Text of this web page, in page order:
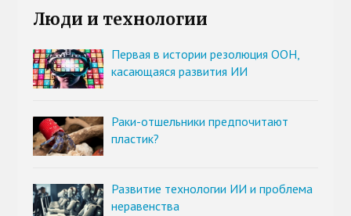
Люди и технологии
Первая в истории резолюция ООН,
касающаяся развития ИИ
Раки-отшельники предпочитают
пластик?
Развитие технологии ИИ и проблема
неравенства